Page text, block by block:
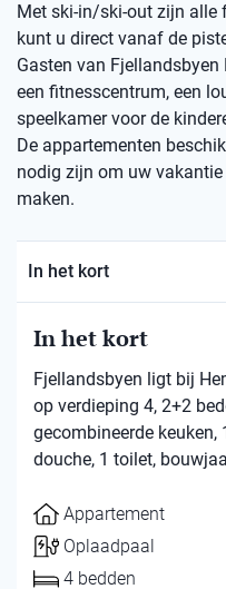
Met ski-in/ski-out zijn alle
kunt u direct vanaf de
Gasten van
een fitnesscentrum, een
speelkamer voor de
De appartementen
nodig zijn om uw
maken.
In het kort
In het kort
Fjellandsbyen ligt bij
op verdieping 4, 2+2
gecombineerde keuken,
douche, 1 toilet,
Appartement
Oplaadpaal
4 bedden